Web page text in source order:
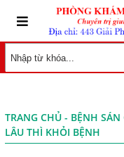
TRANG CHỦ- BỆNH SÁN
LÂU THÌ KHỎI BỆNH